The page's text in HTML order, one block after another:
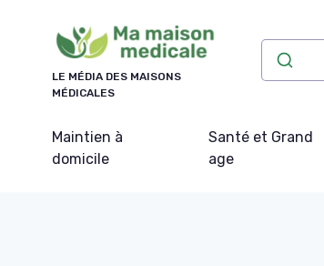
LE MÉDIA DES MAISONS
MÉDICALES
Maintien à
domicile
Santé et Grand
age